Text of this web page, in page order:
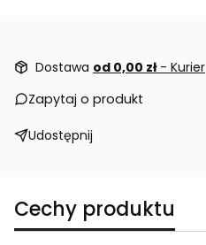
Dostawa od 0,00 zł - Kurier
Zapytaj o produkt
Udostępnij
Cechy produktu